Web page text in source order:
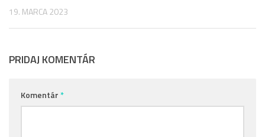
19. MARCA 2023
PRIDAJ KOMENTÁR
Komentár*